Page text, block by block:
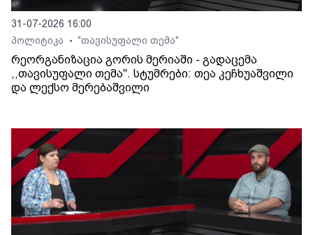
31-07-2026 16:00
პოლიტიკა
• "თავისუფალი თემა"
რეორგანიზაცია გორის მერიაში - გადაცემა
,,თავისუფალი თემა". სტუმრები: თეა კეჩხუაშვილი
და ლექსო მერებაშვილი